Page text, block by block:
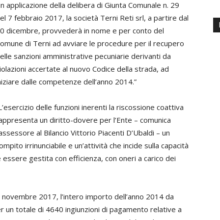
applicazione della delibera di Giunta Comunale n. 29
7 febbraio 2017, la società Terni Reti srl, a partire dal
dicembre, provvederà in nome e per conto del
di Terni ad avviare le procedure per il recupero
sanzioni amministrative pecuniarie derivanti da
accertate al nuovo Codice della strada, ad
dalle competenze dell’anno 2014.”
delle funzioni inerenti la riscossione coattiva
un diritto-dovere per l’Ente – comunica
al Bilancio Vittorio Piacenti D’Ubaldi – un
irrinunciabile e un’attività che incide sulla capacità
gestita con efficienza, con oneri a carico dei
2017, l’intero importo dell’anno 2014 da
totale di 4640 ingiunzioni di pagamento relative a